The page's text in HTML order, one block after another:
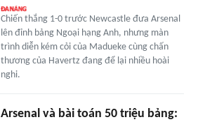
Chiến thắng 1-0 trước Newcastle đưa Arsenal
lên đỉnh bảng Ngoại hạng Anh, nhưng màn
trình diễn kém cỏi của Madueke cùng chấn
thương của Havertz đang để lại nhiều hoài
nghi.
Arsenal và bài toán 50 triệu bảng: